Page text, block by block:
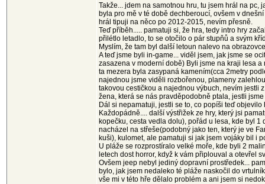
Takže... jdem na samotnou hru, tu jsem hrál na
byla pro mě v té době dechberoucí, ovšem v
hrál tipuji na něco po 2012-2015, nevím přesně.
Teď příběh..... pamatuji si, že hra, tedy intro hry
přilétlo letadlo, to se otočilo o pár stupňů a svým
Myslím, že tam byl další letoun nalevo na
A teď jsme byli in-game... viděl jsem, jak jsme se
zasazena v moderní době) Byli jsme na kraji lesa
ta mezera byla zasypaná kamením(cca 2metry
najednou jsme viděli rozbořenou, plameny
takovou cestičkou a najednou výbuch, nevím jestli
žena, která se nás pravděpodobně ptala, jestli
Dál si nepamatuji, jestli se to, co popíši teď
Každopádně.... další výstřižek ze hry, který jsi
kopečku, cesta vedla dolu), pořád u lesa, kde byl
nacházel na střeše(podobný jako ten, který je ve
kuši), kulomet, ale pamatuji si jak jsem vojáky bil i
U pláže se rozprostíralo velké moře, kde byli 2
letech dost horror, když k vám připlouval a otevřel
Ovšem jeep nebyl jediný dopravní prostředek...
bylo, jak jsem nedaleko té pláže naskočil do
vše mi v této hře dělalo problém a ani jsem si